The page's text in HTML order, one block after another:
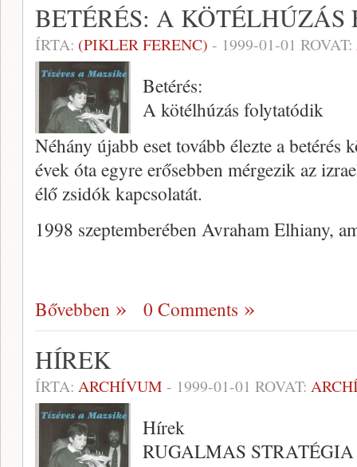
BETÉRÉS: A
ÍRTA: (PIKLER FERENC) - 1999-01-01 ROVAT:
Betérés:
A kötélhúzás folytatódik
Néhány újabb eset tovább élezte a be­térés
évek óta egyre erősebben mérgezik az
élő zsidók kapcsolatát.
1998 szeptemberében Avraham Elhiany,
Bővebben 0 Comments
HÍREK
ÍRTA: ARCHÍVUM - 1999-01-01 ROVAT:
Hírek
RUGALMAS STRATÉGIA